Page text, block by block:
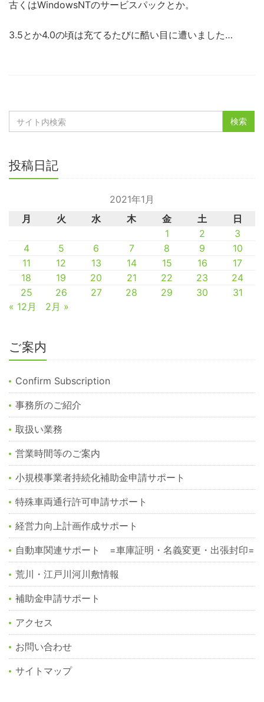
古くはWindowsNTのサービスパックとか。
3.5とか4.0の頃は充てるたびに酷い目に遭いました…
投稿日記
2021年1月
月
火 水 木 金 土
日
1
2
3
4
5 6 7 8 9
10
11
12 13 14 15 16
17
18
19 20 21 22 23
24
25
26 27 28 29 30
31
« 12月
2月 »
ご案内
Confirm Subscription
事務所のご紹介
取扱い業務
営業時間等のご案内
小規模事業者持続化補助金申請サポート
特殊車両通行許可申請サポート
経営力向上計画作成サポート
自動車関連サポート =車庫証明・名義変更・出張封印=
荒川・江戸川河川敷情報
補助金申請サポート
アクセス
お問い合わせ
サイトマップ